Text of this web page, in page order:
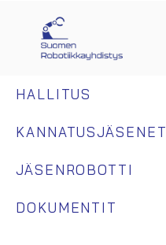
HALLITUS
KANNATUSJÄSENET
JÄSENROBOTTI
DOKUMENTIT